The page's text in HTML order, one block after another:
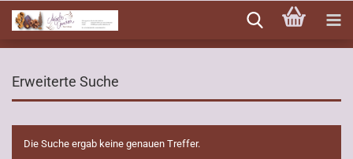
zum
Hauptinhalt
Erweiterte Suche
Die Suche ergab keine genauen Treffer.